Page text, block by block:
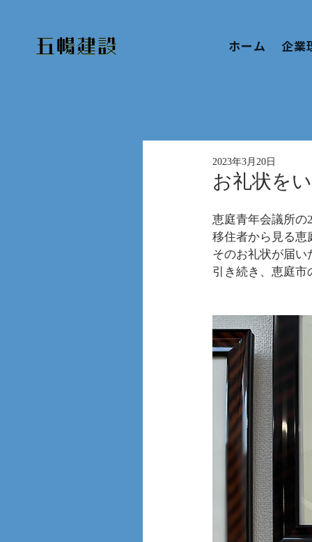
ホーム 企業
お礼状を
2023年3月20日
恵庭青年会議所の
移住者から見る恵
そのお礼状が届い
引き続き、恵庭市